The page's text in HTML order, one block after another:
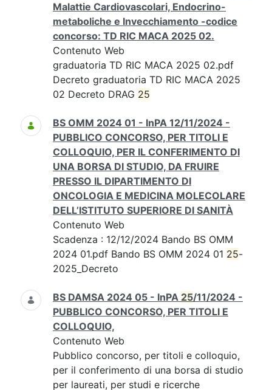
Malattie Cardiovascolari, Endocrino-
metaboliche e Invecchiamento -codice
concorso: TD RIC MACA 2025 02.
Contenuto Web
graduatoria TD RIC MACA 2025 02.pdf
Decreto graduatoria TD RIC MACA 2025
02 Decreto DRAG 25
BS OMM 2024 01 - InPA 12/11/2024 -
PUBBLICO CONCORSO, PER TITOLI E
COLLOQUIO, PER IL CONFERIMENTO DI
UNA BORSA DI STUDIO, DA FRUIRE
PRESSO IL DIPARTIMENTO DI
ONCOLOGIA E MEDICINA MOLECOLARE
DELL’ISTITUTO SUPERIORE DI SANITÀ
Contenuto Web
Scadenza : 12/12/2024 Bando BS OMM
2024 01.pdf Bando BS OMM 2024 01 25-
2025_Decreto
BS DAMSA 2024 05 - InPA 25/11/2024 -
PUBBLICO CONCORSO, PER TITOLI E
COLLOQUIO,
Contenuto Web
Pubblico concorso, per titoli e colloquio,
per il conferimento di una borsa di studio
per laureati, per studi e ricerche